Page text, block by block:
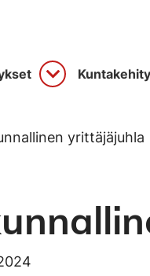
Avaa
yrittäjäjuhla